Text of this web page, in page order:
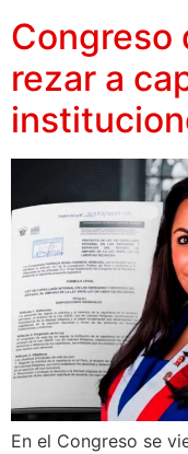
Congreso
rezar a
En el Congreso se